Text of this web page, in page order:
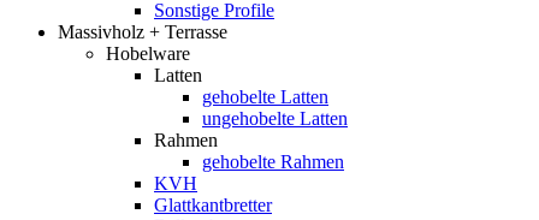
Sonstige Profile
Massivholz + Terrasse
Hobelware
Latten
gehobelte Latten
ungehobelte Latten
Rahmen
gehobelte Rahmen
KVH
Glattkantbretter